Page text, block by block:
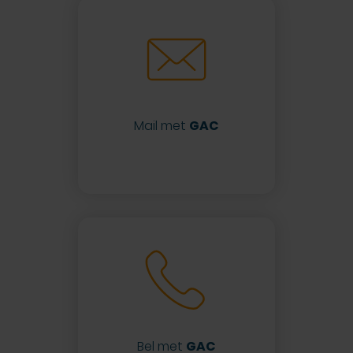
Mail met GAC
Bel met GAC